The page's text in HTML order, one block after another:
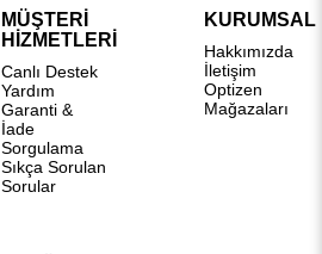
MÜŞTERİ
HİZMETLERİ
Canlı Destek
Yardım
Garanti &
İade
Sorgulama
Sıkça Sorulan
Sorular
KURUMSAL
Hakkımızda
İletişim
Optizen
Mağazaları